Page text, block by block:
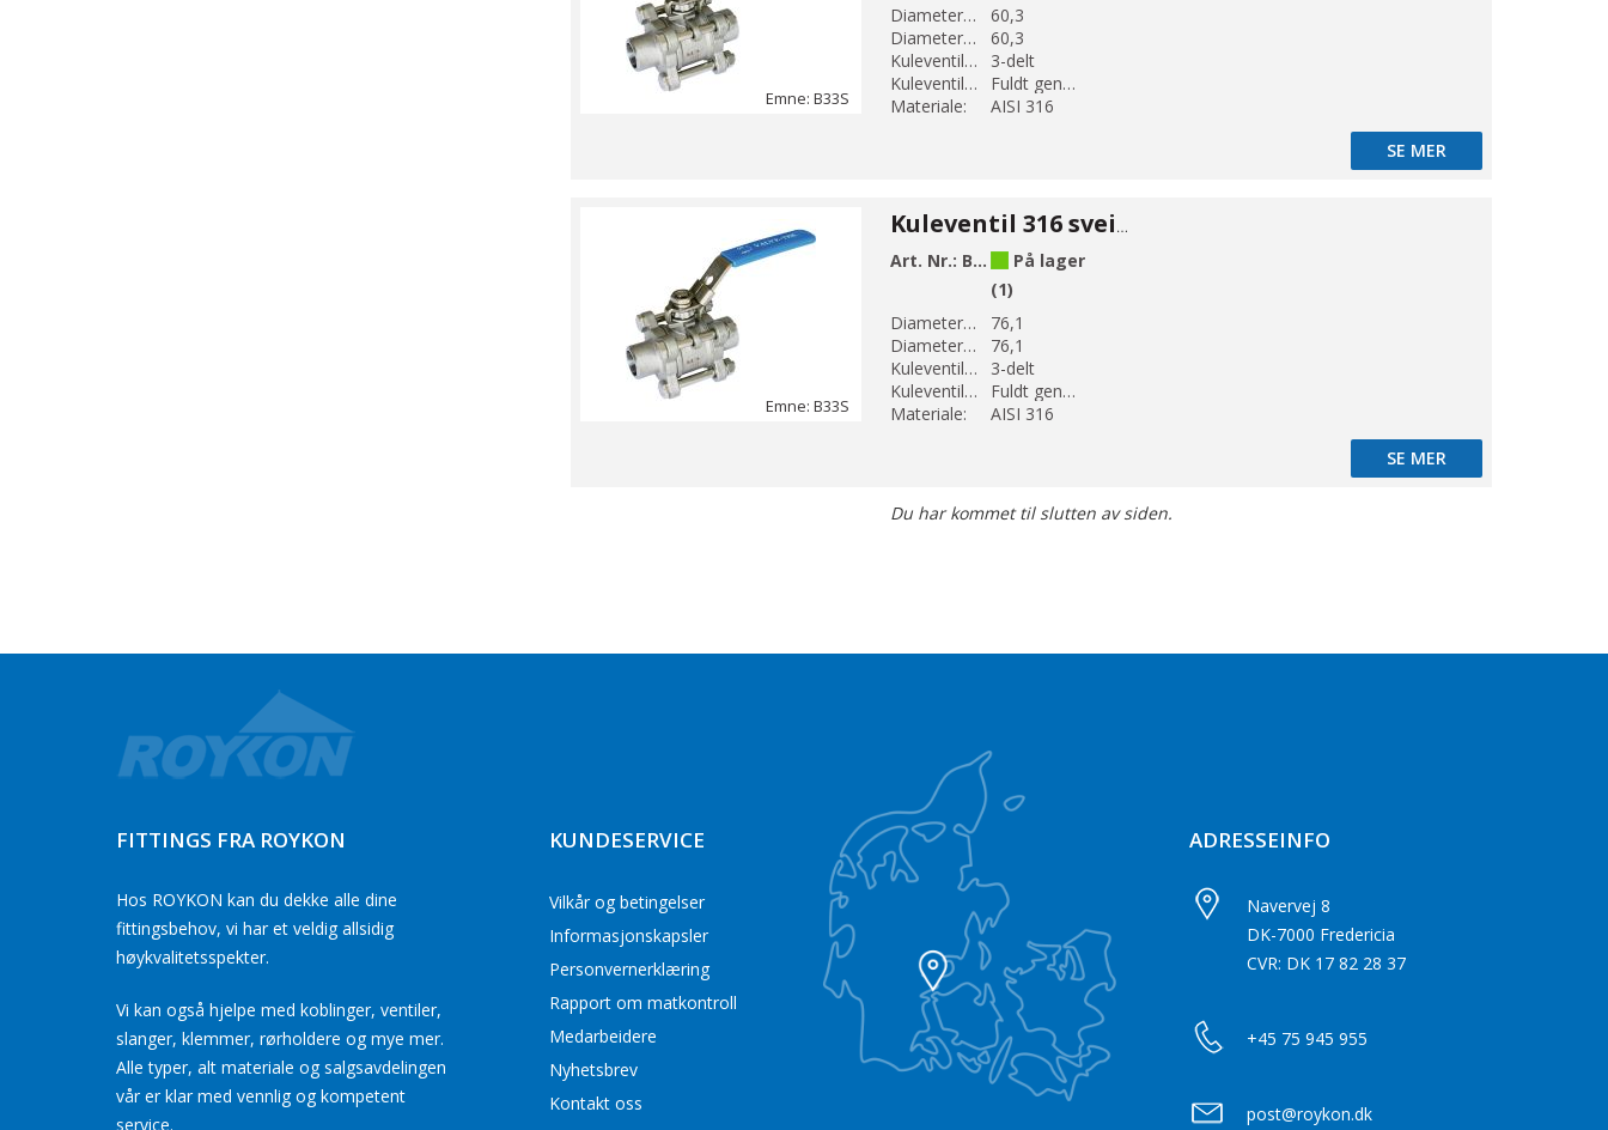
Emne: B33S
Diameter 1 (mm):
60,3
Diameter 2 (mm):
60,3
Kuleventil modell:
3-delt
Kuleventil løp:
Fuldt gennemløb
Materiale:
AISI 316
SE MER
Emne: B33S
Kuleventil 316 sveiseender 76,1
Art. Nr.: B33S-10
På lager
(1)
Diameter 1 (mm):
76,1
Diameter 2 (mm):
76,1
Kuleventil modell:
3-delt
Kuleventil løp:
Fuldt gennemløb
Materiale:
AISI 316
SE MER
Du har kommet til slutten av siden.
FITTINGS FRA ROYKON
Hos ROYKON kan du dekke alle dine
fittingsbehov, vi har et veldig allsidig
høykvalitetsspekter.
Vi kan også hjelpe med koblinger, ventiler,
slanger, klemmer, rørholdere og mye mer.
Alle typer, alt materiale og salgsavdelingen
vår er klar med vennlig og kompetent
service.
KUNDESERVICE
Vilkår og betingelser
Informasjonskapsler
Personvernerklæring
Rapport om matkontroll
Medarbeidere
Nyhetsbrev
Kontakt oss
ADRESSEINFO
Navervej 8
DK-7000 Fredericia
CVR: DK 17 82 28 37
+45 75 945 955
post@roykon.dk